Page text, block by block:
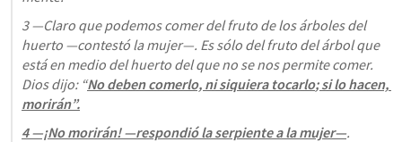
3 —Claro que podemos comer del fruto de los árboles del
huerto —contestó la mujer—. Es sólo del fruto del árbol que
está en medio del huerto del que no se nos permite comer.
Dios dijo: “No deben comerlo, ni siquiera tocarlo; si lo hacen,
morirán”.
4 —¡No morirán! —respondió la serpiente a la mujer—.